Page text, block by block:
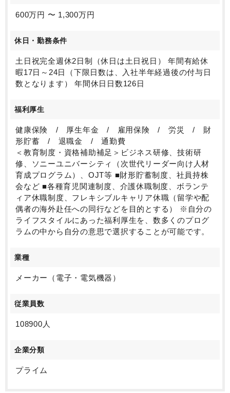
600万円 〜 1,300万円
休日・勤務条件
土日祝完全週休2日制（休日は土日祝日） 年間有給休
暇17日～24日（下限日数は、入社半年経過後の付与日
数となります） 年間休日日数126日
福利厚生
健康保険 / 厚生年金 / 雇用保険 / 労災 / 財
形貯蓄 / 退職金 / 通勤費
＜教育制度・資格補助補足＞ビジネス研修、技術研
修、ソニーユニバーシティ（次世代リーダー向け人材
育成プログラム）、OJT等 ■財形貯蓄制度、社員持株
会など ■各種育児関連制度、介護休職制度、ボランテ
ィア休職制度、フレキシブルキャリア休職（留学や配
偶者の海外赴任への同行などを目的とする） ※自分の
ライフスタイルにあった福利厚生を、数多くのプログ
ラムの中から自分の意思で選択することが可能です。
業種
メーカー（電子・電気機器）
従業員数
108900人
企業分類
プライム